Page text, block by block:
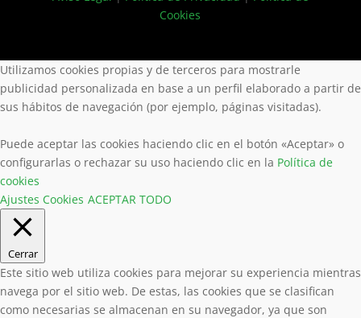
Cookies
Utilizamos cookies propias y de terceros para mostrarle
publicidad personalizada en base a un perfil elaborado a partir de
sus hábitos de navegación (por ejemplo, páginas visitadas).
Puede aceptar las cookies haciendo clic en el botón «Aceptar» o
configurarlas o rechazar su uso haciendo clic en la Política de
cookies
Ajustes Cookies ACEPTAR TODO
Cerrar
Este sitio web utiliza cookies para mejorar su experiencia mientras
navega por el sitio web. De estas, las cookies que se clasifican
como necesarias se almacenan en su navegador, ya que son